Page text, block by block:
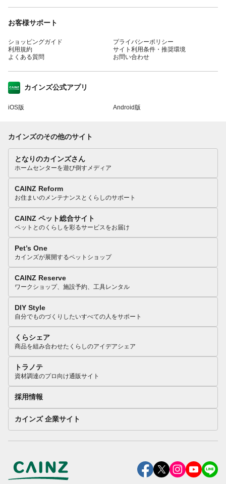
お客様サポート
ショッピングガイド
利用規約
よくある質問
プライバシーポリシー
サイト利用条件・推奨環境
お問い合わせ
カインズ公式アプリ
iOS版 Android版
カインズのその他のサイト
となりのカインズさん
ホームセンターを遊び倒すメディア
CAINZ Reform
お住まいのメンテナンスとくらしのサポート
CAINZ ペット総合サイト
ペットとのくらしを彩るサービスをお届け
Pet’s One
カインズが展開するペットショップ
CAINZ Reserve
ワークショップ、施設予約、工具レンタル
DIY Style
自分でものづくりしたいすべての人をサポート
くらシェア
商品を組み合わせたくらしのアイデアシェア
トラノテ
資材調達のプロ向け通販サイト
採用情報
カインズ 企業サイト